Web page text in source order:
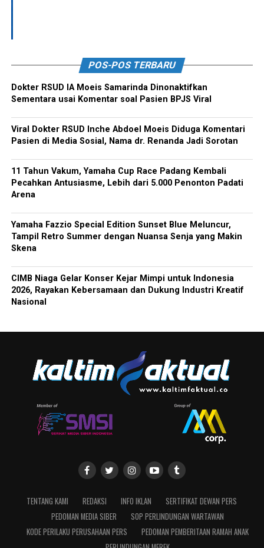
POS-POS TERBARU
Dokter RSUD IA Moeis Samarinda Dinonaktifkan
Sementara usai Komentar soal Pasien BPJS Viral
Viral Dokter RSUD Inche Abdoel Moeis Diduga Komentari
Pasien di Media Sosial, Nama dr. Renanda Jadi Sorotan
11 Tahun Vakum, Yamaha Cup Race Padang Kembali
Pecahkan Antusiasme, Lebih dari 5.000 Penonton Padati
Arena
Yamaha Fazzio Special Edition Sunset Blue Meluncur,
Tampil Retro Summer dengan Nuansa Senja yang Makin
Skena
CIMB Niaga Gelar Konser Kejar Mimpi untuk Indonesia
2026, Rayakan Kebersamaan dan Dukung Industri Kreatif
Nasional
TENTANG KAMI REDAKSI INFO IKLAN
SERTIFIKAT DEWAN PERS
PEDOMAN MEDIA SIBER
SOP PERLINDUNGAN WARTAWAN
KODE PERILAKU PERUSAHAAN PERS
PEDOMAN PEMBERITAAN RAMAH ANAK